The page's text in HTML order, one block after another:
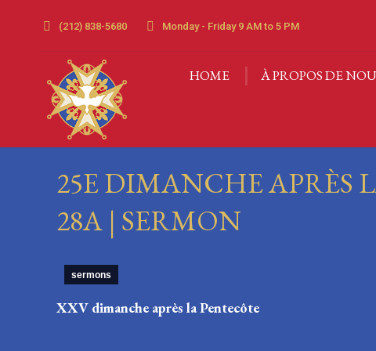
(212) 838-5680 Monday - Friday 9 AM to 5 PM
HOME À PROPOS DE
25E DIMANCHE APRÈS
28A | SERMON
sermons
XXV dimanche après la Pentecôte
HOME À PROPOS DE